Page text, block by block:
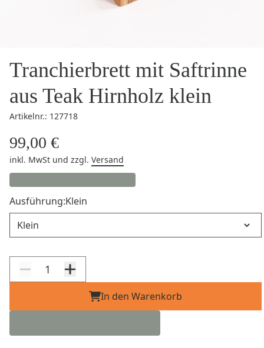
Tranchierbrett mit Saftrinne
aus Teak Hirnholz klein
Artikelnr.: 127718
99,00 €
inkl. MwSt und zzgl. Versand
Ausführung:Klein
In den Warenkorb